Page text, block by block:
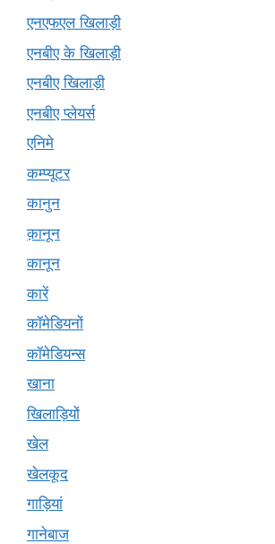
एनएफएल खिलाड़ी
एनबीए के खिलाड़ी
एनबीए खिलाड़ी
एनबीए प्लेयर्स
एनिमे
कम्प्यूटर
कानुन
क़ानून
कानून
कारें
कॉमेडियनों
कॉमेडियन्स
खाना
खिलाड़ियों
खेल
खेलकूद
गाड़ियां
गानेबाज